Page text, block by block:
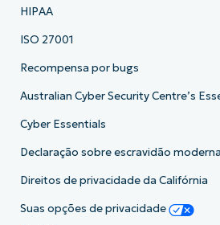
HIPAA
ISO 27001
Recompensa por bugs
Australian Cyber Security Centre’s
Cyber Essentials
Declaração sobre escravidão moderna
Direitos de privacidade da Califórnia
Suas opções de privacidade